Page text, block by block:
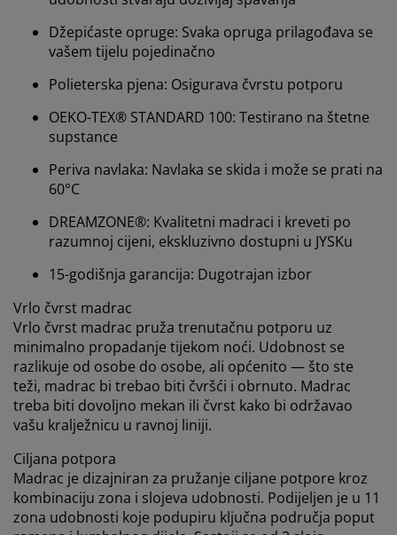
Džepićaste opruge: Svaka opruga prilagođava se
vašem tijelu pojedinačno
Polieterska pjena: Osigurava čvrstu potporu
OEKO-TEX® STANDARD 100: Testirano na štetne
supstance
Periva navlaka: Navlaka se skida i može se prati na
60°C
DREAMZONE®: Kvalitetni madraci i kreveti po
razumnoj cijeni, ekskluzivno dostupni u JYSKu
15-godišnja garancija: Dugotrajan izbor
Vrlo čvrst madrac
Vrlo čvrst madrac pruža trenutačnu potporu uz
minimalno propadanje tijekom noći. Udobnost se
razlikuje od osobe do osobe, ali općenito — što ste
teži, madrac bi trebao biti čvršći i obrnuto. Madrac
treba biti dovoljno mekan ili čvrst kako bi održavao
vašu kralježnicu u ravnoj liniji.
Ciljana potpora
Madrac je dizajniran za pružanje ciljane potpore kroz
kombinaciju zona i slojeva udobnosti. Podijeljen je u 11
zona udobnosti koje podupiru ključna područja poput
Personalizujemo vaše iskustvo
U JYSKu koristimo kolačiće i mobilne identifikatore kako
bismo osigurali dobro iskustvo prilikom posjete našoj
web stranici. Kolačići prikupljaju informacije o vama
radi osiguravanja funkcionalnosti, statistike i
relevantnog marketinga.
Prihvatanjem marketinških kolačića dijelit ćemo vaše
podatke o pretraživanju s marketinškim partnerima
(npr. Google, Meta i TikTok) za prilagođene i statične
oglase. Više o svrhama možete pročitati pod opcijom
“Izmijeni” i možete povući svoj pristanak klikom na
ikonicu kolačića. Klikom na ""Prihvati sve"" pristajete
na sve tri svrhe. Pročitajte više o
obradi ličnih podataka
i našoj politici kolačića